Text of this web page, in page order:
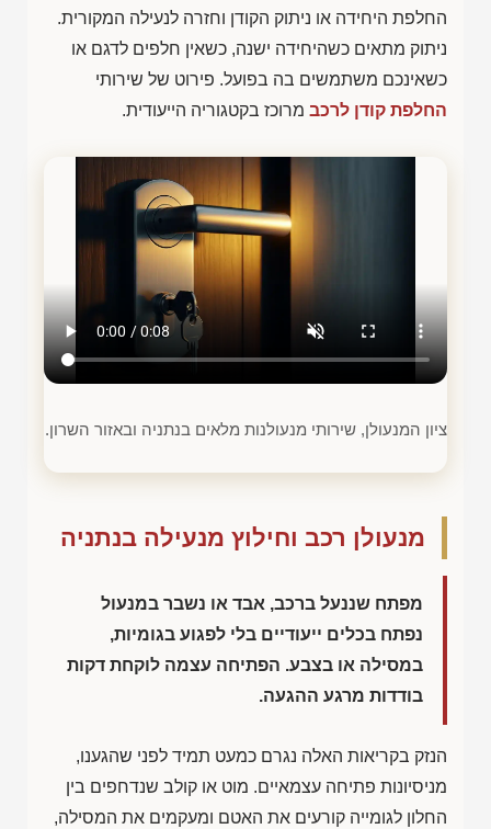
החלפת היחידה או ניתוק הקודן וחזרה לנעילה המקורית.
ניתוק מתאים כשהיחידה ישנה, כשאין חלפים לדגם או
כשאינכם משתמשים בה בפועל. פירוט של שירותי
החלפת קודן לרכב מרוכז בקטגוריה הייעודית.
ציון המנעולן, שירותי מנעולנות מלאים בנתניה ובאזור השרון.
מנעולן רכב וחילוץ מנעילה בנתניה
מפתח שננעל ברכב, אבד או נשבר במנעול
נפתח בכלים ייעודיים בלי לפגוע בגומיות,
במסילה או בצבע. הפתיחה עצמה לוקחת דקות
בודדות מרגע ההגעה.
הנזק בקריאות האלה נגרם כמעט תמיד לפני שהגענו,
מניסיונות פתיחה עצמאיים. מוט או קולב שנדחפים בין
החלון לגומייה קורעים את האטם ומעקמים את המסילה,